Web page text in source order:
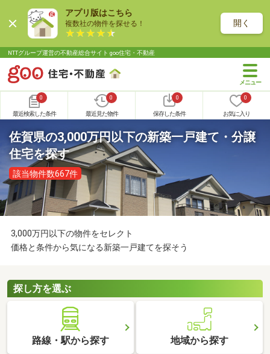
アプリ版はこちら
複数社の物件を探せる！ 開く
NTTグループ運営の不動産総合サイト goo住宅・不動産
0
最近検索した条件
0
最近見た物件
0
保存した条件
0
お気に入り
佐賀県の3,000万円以下の新築一戸建て・分譲
住宅を探す
該当物件数667件
3,000万円以下の物件をセレクト
価格と条件から気になる新築一戸建てを探そう
探し方を選ぶ
路線・駅から探す 地域から探す